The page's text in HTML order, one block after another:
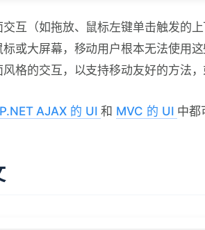
互（如拖放、鼠标左键单击触发的
或大屏幕，移动用户根本无法使用
格的交互，以支持移动友好的方法
AJAX 的 UI和 MVC 的 UI 中都